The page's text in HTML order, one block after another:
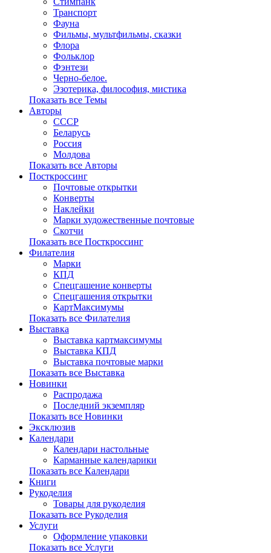
Транспорт
Фауна
Фильмы, мультфильмы, сказки
Флора
Фольклор
Фэнтези
Черно-белое.
Эзотерика, философия, мистика
Показать все Темы
Авторы
СССР
Беларусь
Россия
Молдова
Показать все Авторы
Посткроссинг
Почтовые открытки
Конверты
Наклейки
Марки художественные почтовые
Скотчи
Показать все Посткроссинг
Филателия
Марки
КПД
Спецгашение конверты
Спецгашения открытки
КартМаксимумы
Показать все Филателия
Выставка
Выставка картмаксимумы
Выставка КПД
Выставка почтовые марки
Показать все Выставка
Новинки
Распродажа
Последний экземпляр
Показать все Новинки
Эксклюзив
Календари
Календари настольные
Карманные календарики
Показать все Календари
Книги
Рукоделия
Товары для рукоделия
Показать все Рукоделия
Услуги
Оформление упаковки
Показать все Услуги